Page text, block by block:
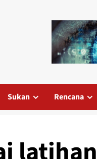
Sukan Rencana